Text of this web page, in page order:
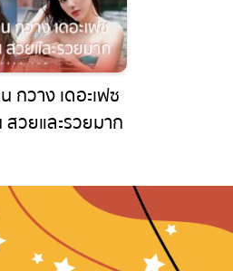
กวาง เดอะเฟซ
วยและรวยมาก